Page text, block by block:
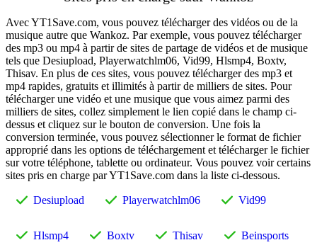
Avec YT1Save.com, vous pouvez télécharger des vidéos ou de la
musique autre que Wankoz. Par exemple, vous pouvez télécharger
des mp3 ou mp4 à partir de sites de partage de vidéos et de musique
tels que Desiupload, Playerwatchlm06, Vid99, Hlsmp4, Boxtv,
Thisav. En plus de ces sites, vous pouvez télécharger des mp3 et
mp4 rapides, gratuits et illimités à partir de milliers de sites. Pour
télécharger une vidéo et une musique que vous aimez parmi des
milliers de sites, collez simplement le lien copié dans le champ ci-
dessus et cliquez sur le bouton de conversion. Une fois la
conversion terminée, vous pouvez sélectionner le format de fichier
approprié dans les options de téléchargement et télécharger le fichier
sur votre téléphone, tablette ou ordinateur. Vous pouvez voir certains
sites pris en charge par YT1Save.com dans la liste ci-dessous.
Desiupload Playerwatchlm06 Vid99
Hlsmp4 Boxtv Thisav Beinsports